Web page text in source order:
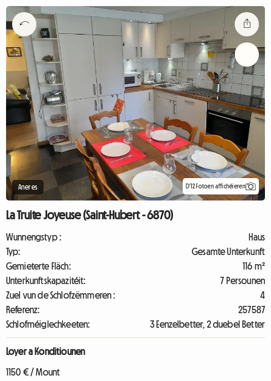
Aneres D'12 Fotoen affichéieren
La Truite Joyeuse (Saint-Hubert - 6870)
Wunnengstyp :
Haus
Typ:
Gesamte Unterkunft
Gemieterte Fläch:
116 m²
Unterkunftskapazitéit:
7 Persounen
Zuel vun de Schlofzëmmeren :
4
Referenz:
257587
Schlofméiglechkeeten:
3 Eenzelbetter, 2 duebel Better
Loyer a Konditiounen
1150 € / Mount